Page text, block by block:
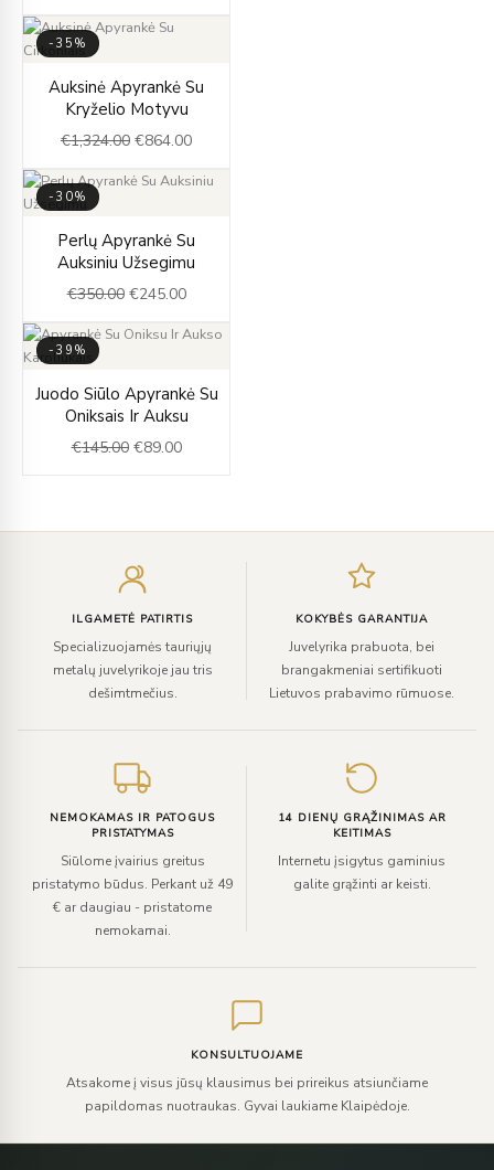
-35%
Auksinė Apyrankė Su
Kryželio Motyvu
€1,324.00
price
was:
€1,324.00.
€864.00
price
€864.00.
-30%
Perlų Apyrankė Su
Auksiniu Užsegimu
€350.00
price
was:
€350.00.
€245.00
price
is:
€245.00.
-39%
Juodo Siūlo Apyrankė Su
Oniksais Ir Auksu
€145.00
price
was:
€145.00.
€89.00
price
is:
€89.00.
ILGAMETĖ PATIRTIS
Specializuojamės tauriųjų
metalų juvelyrikoje jau tris
dešimtmečius.
KOKYBĖS GARANTIJA
Juvelyrika prabuota, bei
brangakmeniai sertifikuoti
Lietuvos prabavimo rūmuose.
NEMOKAMAS IR PATOGUS
PRISTATYMAS
Siūlome įvairius greitus
pristatymo būdus. Perkant už 49
€ ar daugiau - pristatome
nemokamai.
14 DIENŲ GRĄŽINIMAS AR
KEITIMAS
Internetu įsigytus gaminius
galite grąžinti ar keisti.
KONSULTUOJAME
Atsakome į visus jūsų klausimus bei prireikus atsiunčiame
papildomas nuotraukas. Gyvai laukiame Klaipėdoje.